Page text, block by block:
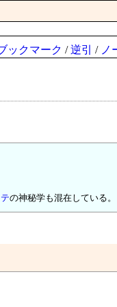
ックマーク /逆引 / ノ
の神秘学も混在している。